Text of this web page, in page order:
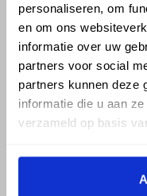
personaliseren, om
en om ons
informatie over uw
partners voor social
partners kunnen deze
informatie die u aan
verzameld op basis
ASSORTIMENT
Hemelwaterafvoer
Drukleiding
Beregening
check_circleDé bouwmarkt van
check_circle Direct uit grote
check_circleLevering in NL en BE